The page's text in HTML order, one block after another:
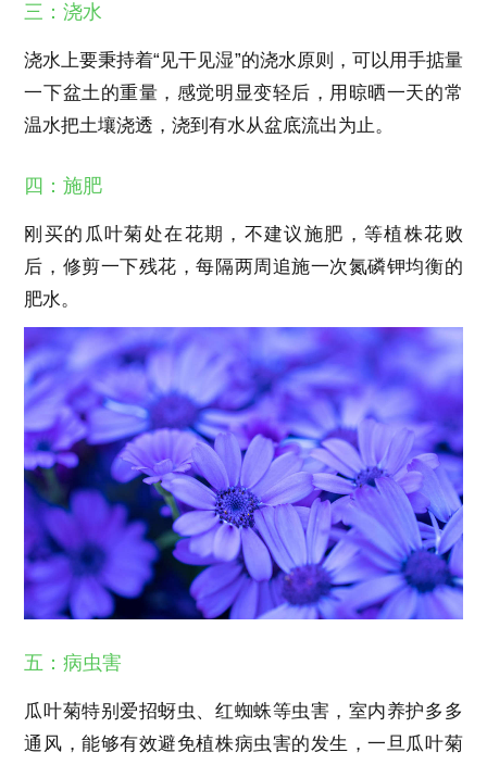
三：浇水
浇水上要秉持着“见干见湿”的浇水原则，可以用手掂量
一下盆土的重量，感觉明显变轻后，用晾晒一天的常
温水把土壤浇透，浇到有水从盆底流出为止。
四：施肥
刚买的瓜叶菊处在花期，不建议施肥，等植株花败
后，修剪一下残花，每隔两周追施一次氮磷钾均衡的
肥水。
五：病虫害
瓜叶菊特别爱招蚜虫、红蜘蛛等虫害，室内养护多多
通风，能够有效避免植株病虫害的发生，一旦瓜叶菊